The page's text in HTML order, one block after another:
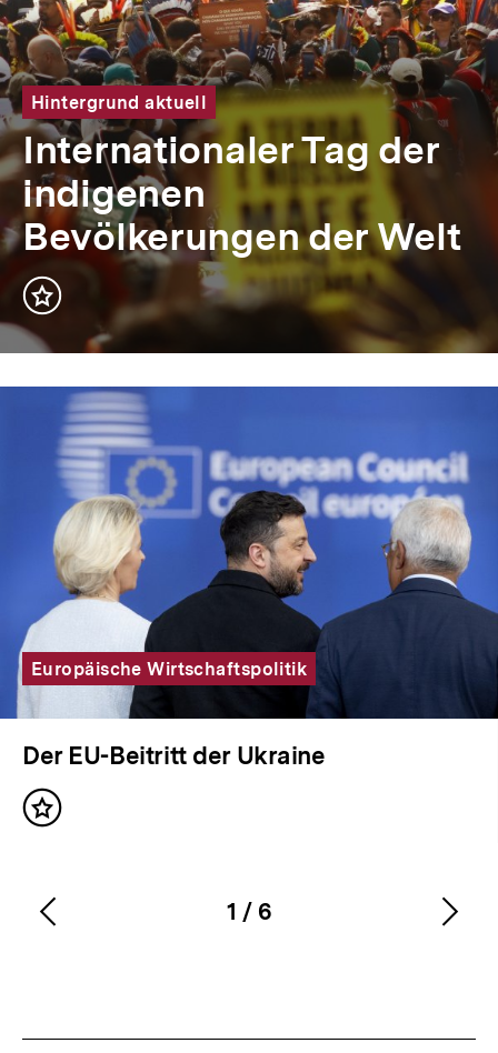
Hintergrund aktuell
Internationaler Tag der
indigenen
Bevölkerungen der Welt
Inhalt
merken
Inhaltskarousell
Highlights
Inhaltskarussell
überspringen
Europäische Wirtschaftspolitik
Der EU-Beitritt der Ukraine
Inhalt
Karussellinhalt
1
von
/ 6
Vorherigen